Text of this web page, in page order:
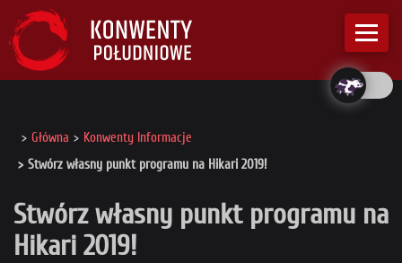
Główna
Konwenty Informacje
Stwórz własny punkt programu na Hikari 2019!
Stwórz własny punkt programu na
Hikari 2019!